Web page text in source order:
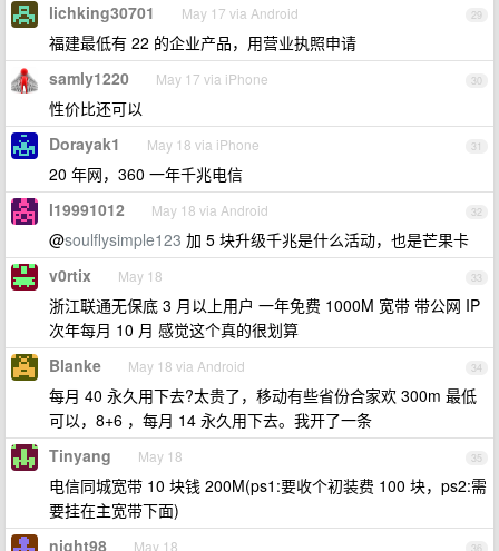
29
lichking30701 May 17 via Android
福建最低有 22 的企业产品，用营业执照申请
30
samly1220 May 17 via iPhone
性价比还可以
31
Dorayak1 May 18 via iPhone
20 年网，360 一年千兆电信
32
l19991012 May 18 via Android
@soulflysimple123 加 5 块升级千兆是什么活动，也是芒果卡
33
v0rtix May 18
浙江联通无保底 3 月以上用户 一年免费 1000M 宽带 带公网 IP
次年每月 10 月 感觉这个真的很划算
34
Blanke May 18 via Android
每月 40 永久用下去?太贵了，移动有些省份合家欢 300m 最低
可以，8+6 ，每月 14 永久用下去。我开了一条
35
Tinyang May 18
电信同城宽带 10 块钱 200M(ps1:要收个初装费 100 块，ps2:需
要挂在主宽带下面)
night98 May 18